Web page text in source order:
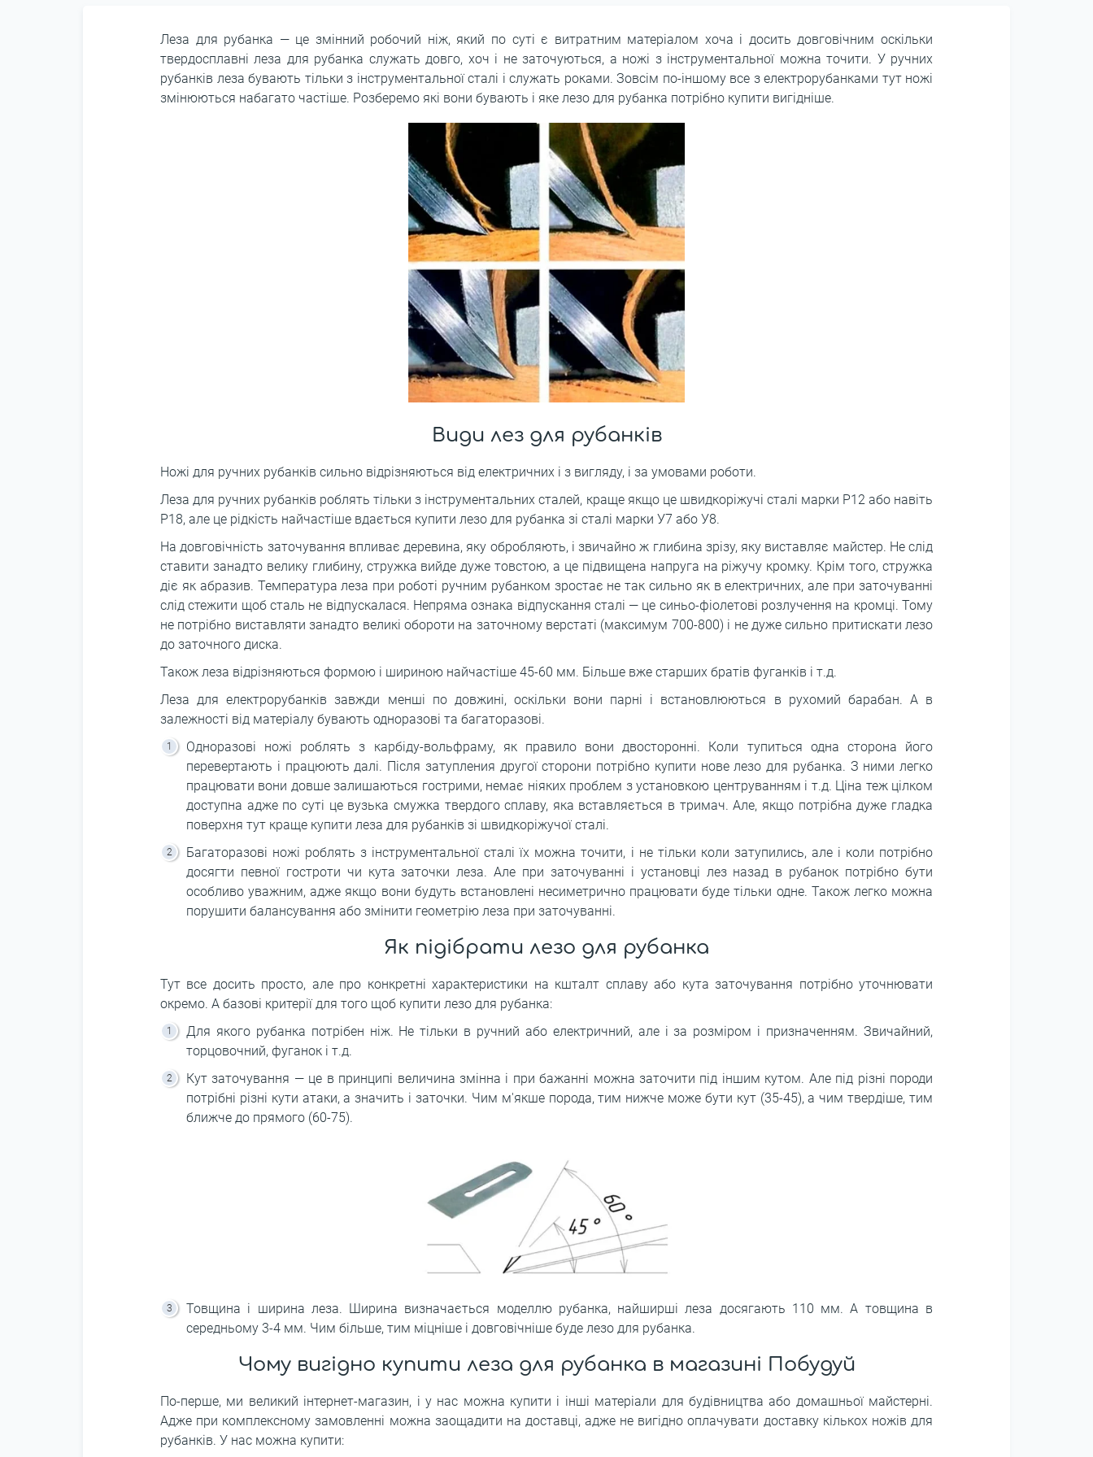
Леза для рубанка — це змінний робочий ніж, який по суті є витратним матеріалом хоча і досить довговічним оскільки
твердосплавні леза для рубанка служать довго, хоч і не заточуються, а ножі з інструментальної можна точити. У ручних
рубанків леза бувають тільки з інструментальної сталі і служать роками. Зовсім по-іншому все з електрорубанками тут ножі
змінюються набагато частіше. Розберемо які вони бувають і яке лезо для рубанка потрібно купити вигідніше.
Види лез для рубанків
Ножі для ручних рубанків сильно відрізняються від електричних і з вигляду, і за умовами роботи.
Леза для ручних рубанків роблять тільки з інструментальних сталей, краще якщо це швидкоріжучі сталі марки Р12 або навіть
Р18, але це рідкість найчастіше вдається купити лезо для рубанка зі сталі марки У7 або У8.
На довговічність заточування впливає деревина, яку обробляють, і звичайно ж глибина зрізу, яку виставляє майстер. Не слід
ставити занадто велику глибину, стружка вийде дуже товстою, а це підвищена напруга на ріжучу кромку. Крім того, стружка
діє як абразив. Температура леза при роботі ручним рубанком зростає не так сильно як в електричних, але при заточуванні
слід стежити щоб сталь не відпускалася. Непряма ознака відпускання сталі — це синьо-фіолетові розлучення на кромці. Тому
не потрібно виставляти занадто великі обороти на заточному верстаті (максимум 700-800) і не дуже сильно притискати лезо
до заточного диска.
Також леза відрізняються формою і шириною найчастіше 45-60 мм. Більше вже старших братів фуганків і т.д.
Леза для електрорубанків завжди менші по довжині, оскільки вони парні і встановлюються в рухомий барабан. А в
залежності від матеріалу бувають одноразові та багаторазові.
Одноразові ножі роблять з карбіду-вольфраму, як правило вони двосторонні. Коли тупиться одна сторона його
перевертають і працюють далі. Після затупления другої сторони потрібно купити нове лезо для рубанка. З ними легко
працювати вони довше залишаються гострими, немає ніяких проблем з установкою центруванням і т.д. Ціна теж цілком
доступна адже по суті це вузька смужка твердого сплаву, яка вставляється в тримач. Але, якщо потрібна дуже гладка
поверхня тут краще купити леза для рубанків зі швидкоріжучої сталі.
Багаторазові ножі роблять з інструментальної сталі їх можна точити, і не тільки коли затупились, але і коли потрібно
досягти певної гостроти чи кута заточки леза. Але при заточуванні і установці лез назад в рубанок потрібно бути
особливо уважним, адже якщо вони будуть встановлені несиметрично працювати буде тільки одне. Також легко можна
порушити балансування або змінити геометрію леза при заточуванні.
Як підібрати лезо для рубанка
Тут все досить просто, але про конкретні характеристики на кшталт сплаву або кута заточування потрібно уточнювати
окремо. А базові критерії для того щоб купити лезо для рубанка:
Для якого рубанка потрібен ніж. Не тільки в ручний або електричний, але і за розміром і призначенням. Звичайний,
торцовочний, фуганок і т.д.
Кут заточування — це в принципі величина змінна і при бажанні можна заточити під іншим кутом. Але під різні породи
потрібні різні кути атаки, а значить і заточки. Чим м'якше порода, тим нижче може бути кут (35-45), а чим твердіше, тим
ближче до прямого (60-75).
Товщина і ширина леза. Ширина визначається моделлю рубанка, найширші леза досягають 110 мм. А товщина в
середньому 3-4 мм. Чим більше, тим міцніше і довговічніше буде лезо для рубанка.
Чому вигідно купити леза для рубанка в магазині Побудуй
По-перше, ми великий інтернет-магазин, і у нас можна купити і інші матеріали для будівництва або домашньої майстерні.
Адже при комплексному замовленні можна заощадити на доставці, адже не вигідно оплачувати доставку кількох ножів для
рубанків. У нас можна купити: